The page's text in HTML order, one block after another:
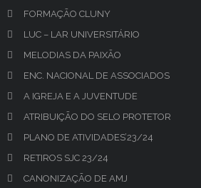
FORMAÇÃO CLUNY
LUC – LAR UNIVERSITÁRIO
MELODIAS DA PAIXÃO
ENC. NACIONAL DE ASSOCIADOS
A IGREJA E A JUVENTUDE
ATRIBUIÇÃO DO SELO PROTETOR
PLANO DE ATIVIDADES’23/24
RETIROS SJC 23/24
CANONIZAÇÃO DE AMJ